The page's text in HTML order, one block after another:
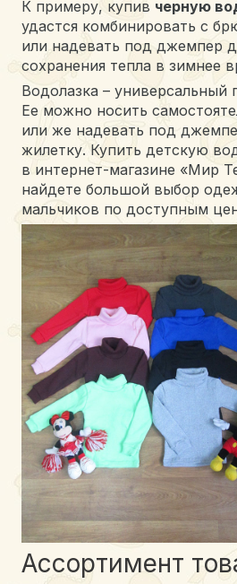
К примеру, купив черную
удастся комбинировать с
или надевать под джемпер
сохранения тепла в зимнее
Водолазка – универсальный
Ее можно носить
или же надевать под
жилетку. Купить детскую
в интернет-магазине «Мир
найдете большой выбор
мальчиков по доступным
Ассортимент